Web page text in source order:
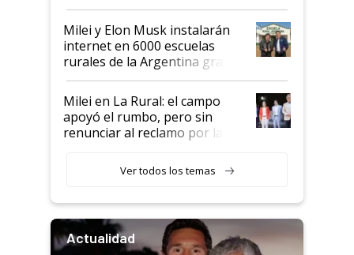
Milei y Elon Musk instalarán
internet en 6000 escuelas
rurales de la Argentina gracias
a un acuerdo con Starlink
Milei en La Rural: el campo
apoyó el rumbo, pero sin
renunciar al reclamo por las
Ver todos los temas
Actualidad